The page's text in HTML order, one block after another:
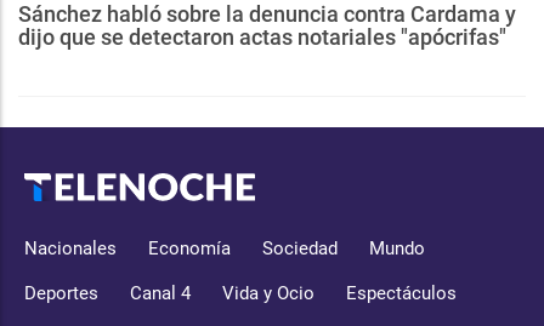
Sánchez habló sobre la denuncia contra Cardama y
dijo que se detectaron actas notariales "apócrifas"
Nacionales Economía Sociedad Mundo
Deportes Canal 4 Vida y Ocio Espectáculos